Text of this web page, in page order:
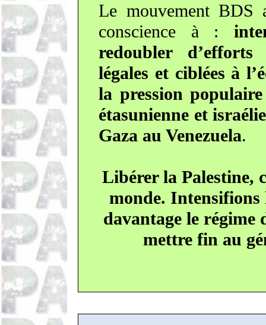
Le mouvement BDS
conscience à :
redoubler
légales et ciblées à
la pression
étasunienne et
Gaza au Venezuela.
Libérer la Palestine,
monde. Intensifions
davantage le régime
mettre fin au